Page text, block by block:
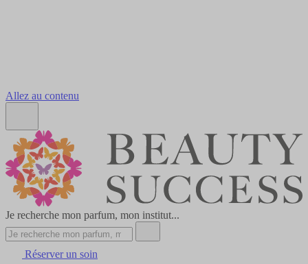
Allez au contenu
Je recherche mon parfum, mon institut...
Réserver un soin